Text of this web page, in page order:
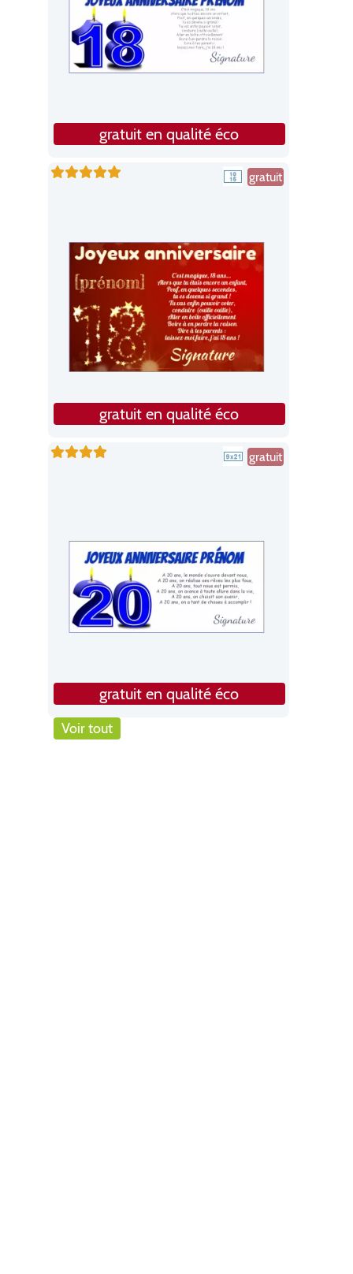
gratuit en qualité éco
gratuit
gratuit en qualité éco
gratuit
gratuit en qualité éco
Voir tout